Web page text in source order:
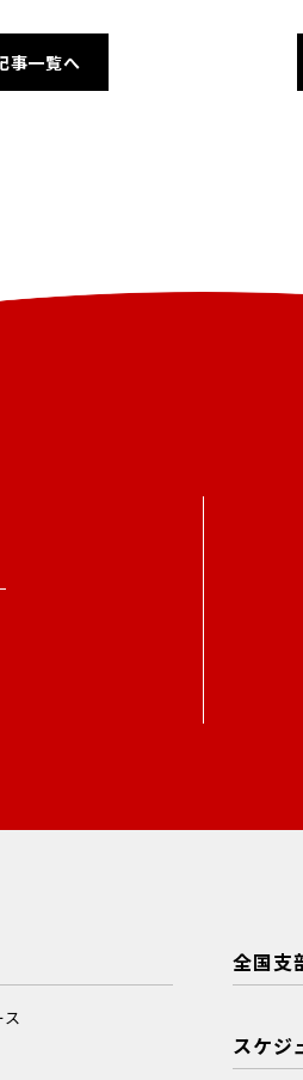
事一覧へ
全国支
スケジ